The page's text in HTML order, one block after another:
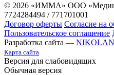
© 2026 «ИММА» ООО
7724284494 / 771701001
Договор оферты Согласие на
Пользовательское соглашение
Разработка сайта —
Карта сайта
Версия для слабовидящих
Обычная версия